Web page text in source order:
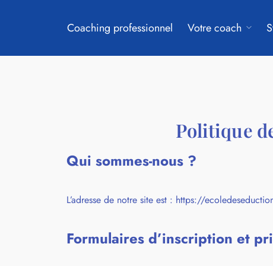
Coaching professionnel Votre coach
Politique
Qui sommes-nous ?
L’adresse de notre site est : https://
Formulaires d’inscription et